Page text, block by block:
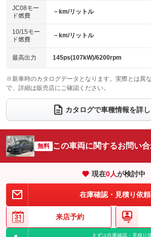
電動格納ミラー
：装備あり
ローダウン
：装備なし
ベンチシート
：装備なし
チップアップシート
：装備なし
電動格納サードシート
：装備なし シート
：装備
ウォークスルー
電動リアゲート フロン
：装備
シートエアコン
：装備なし 全周囲
：装備
サイドカメラ
：装備なし ルーフ
：装備
エアサスペンション ヘッド
JC08モー
ド燃費
－km/リットル
10/15モー
ド燃費
－km/リットル
最高出力 145ps(107kW)/6200rpm
※新車時のカタログデータとなります。実際とは異
で、詳細は販売店にご確認ください。
カタログで車種情報を詳
無料 この車両に関するお問い
現在0人が検討中
在庫確認・見積り依
来店予約
まずは在庫確認・見積り